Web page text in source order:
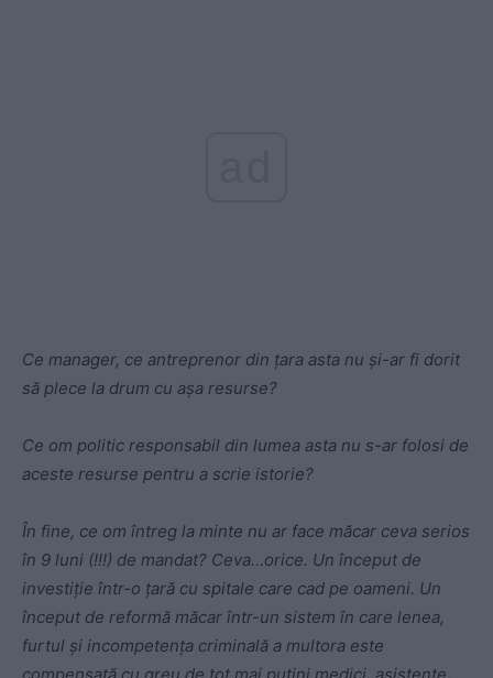
Ce manager, ce antreprenor din țara asta nu și-ar fi dorit
să plece la drum cu așa resurse?
Ce om politic responsabil din lumea asta nu s-ar folosi de
aceste resurse pentru a scrie istorie?
În fine, ce om întreg la minte nu ar face măcar ceva serios
în 9 luni (!!!) de mandat? Ceva…orice. Un început de
investiție într-o țară cu spitale care cad pe oameni. Un
început de reformă măcar într-un sistem în care lenea,
furtul și incompetența criminală a multora este